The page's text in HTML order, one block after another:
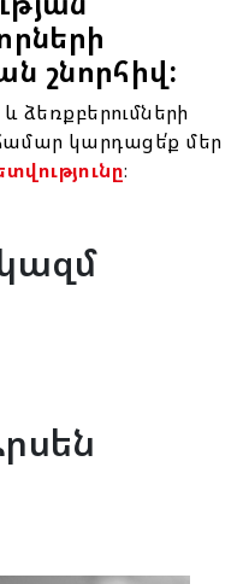
շնորհիվ:
և ձեռքբերումների
կարդացե՛ք մեր
։